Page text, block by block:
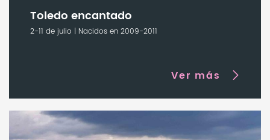
Toledo encantado
2-11 de julio | Nacidos en 2009-2011
Ver más